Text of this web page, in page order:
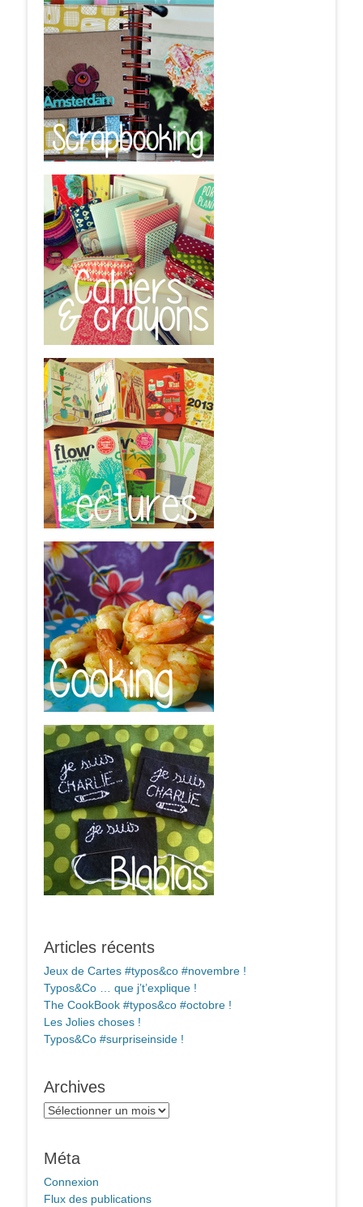
Articles récents
Jeux de Cartes #typos&co #novembre !
Typos&Co … que j’t’explique !
The CookBook #typos&co #octobre !
Les Jolies choses !
Typos&Co #surpriseinside !
Archives
Archives
Méta
Connexion
Flux des publications